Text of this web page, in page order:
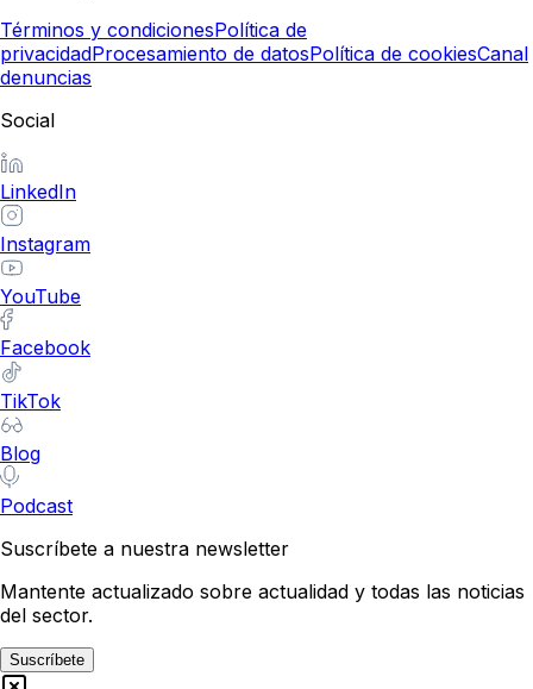
Términos y condicionesPolítica de
privacidadProcesamiento de datosPolítica de cookiesCanal
denuncias
Social
LinkedIn
Instagram
YouTube
Facebook
TikTok
Blog
Podcast
Suscríbete a nuestra newsletter
Mantente actualizado sobre actualidad y todas las noticias
del sector.
Suscríbete